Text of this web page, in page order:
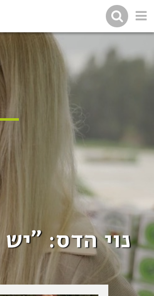
נוי הדס: